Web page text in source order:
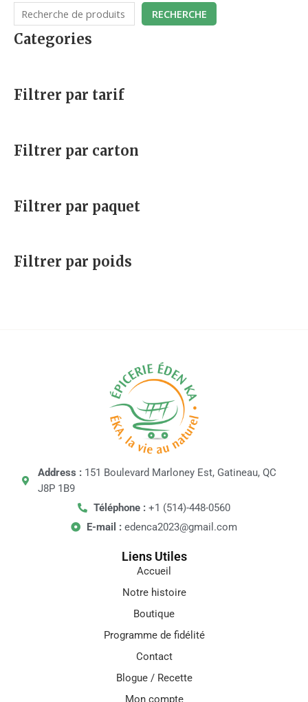
RECHERCHE
Categories
Filtrer par tarif
Filtrer par carton
Filtrer par paquet
Filtrer par poids
Address :151 Boulevard Marloney Est, Gatineau, QC
J8P 1B9
Téléphone :+1 (514)-448-0560
E-mail : edenca2023@gmail.com
Liens Utiles
Accueil
Notre histoire
Boutique
Programme de fidélité
Contact
Blogue / Recette
Mon compte